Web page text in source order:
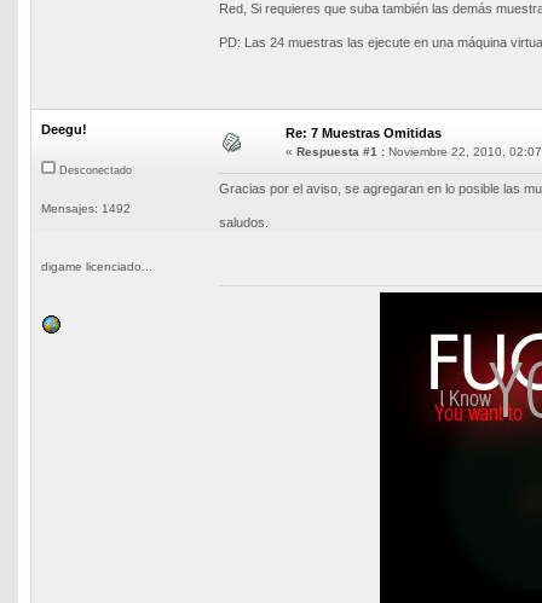
Red, Si requieres que suba también las demás
PD: Las 24 muestras las ejecute en una máquina
Deegu!
Desconectado
Mensajes: 1492
digame licenciado...
Re: 7 Muestras Omitidas
« Respuesta #1 : Noviembre 22, 2010,
Gracias por el aviso, se agregaran en lo posible las
saludos.